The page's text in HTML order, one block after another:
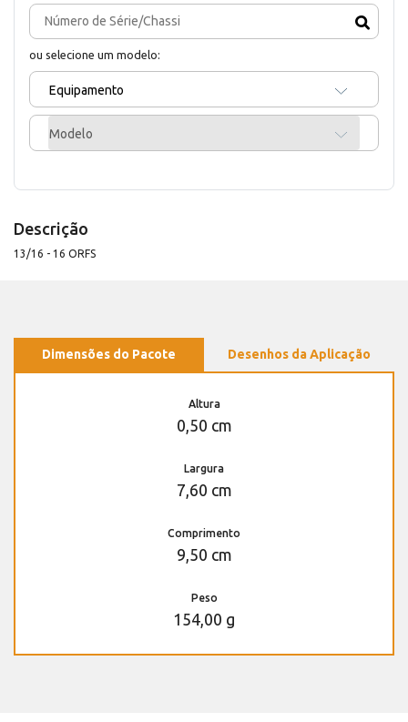
ou selecione um modelo:
Equipamento
Modelo
Descrição
13/16 - 16 ORFS
Dimensões do Pacote Desenhos da Aplicação
Altura
0,50 cm
Largura
7,60 cm
Comprimento
9,50 cm
Peso
154,00 g